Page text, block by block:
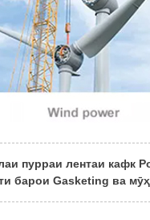
пурраи лентаи кафк
барои Gasketing ва